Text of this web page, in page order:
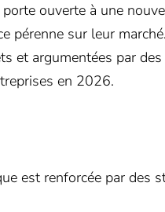
ouverte à une
pérenne sur leur
et argumentées par
en 2026.
est renforcée par